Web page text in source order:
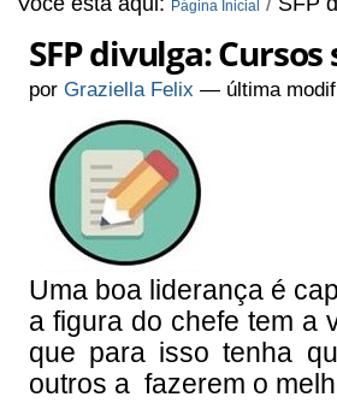
Página Inicial
SFP divulga:
porGraziella Felix — última
Uma boa liderança é
a figura do chefe tem a
que para isso tenha
outros a fazerem o